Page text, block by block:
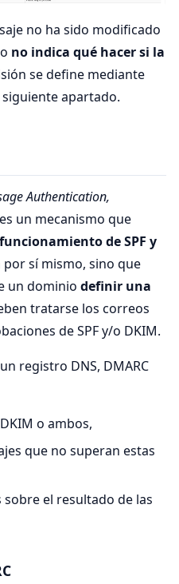
no ha sido modificado
no indica qué hacer si la
se define mediante
apartado.
Authentication,
un mecanismo que
de SPF y
por sí mismo, sino que
un dominio definir una
tratarse los correos
de SPF y/o DKIM.
registro DNS, DMARC
o ambos,
que no superan estas
el resultado de las